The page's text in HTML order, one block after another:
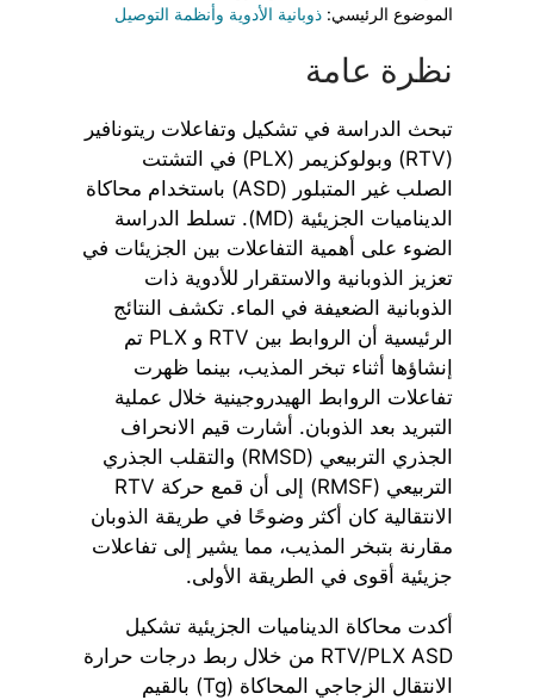
الموضوع الرئيسي: ذوبانية الأدوية وأنظمة التوصيل
نظرة عامة
تبحث الدراسة في تشكيل وتفاعلات ريتونافير
(RTV) وبولوكزيمر (PLX) في التشتت
الصلب غير المتبلور (ASD) باستخدام محاكاة
الديناميات الجزيئية (MD). تسلط الدراسة
الضوء على أهمية التفاعلات بين الجزيئات في
تعزيز الذوبانية والاستقرار للأدوية ذات
الذوبانية الضعيفة في الماء. تكشف النتائج
الرئيسية أن الروابط بين RTV و PLX تم
إنشاؤها أثناء تبخر المذيب، بينما ظهرت
تفاعلات الروابط الهيدروجينية خلال عملية
التبريد بعد الذوبان. أشارت قيم الانحراف
الجذري التربيعي (RMSD) والتقلب الجذري
التربيعي (RMSF) إلى أن قمع حركة RTV
الانتقالية كان أكثر وضوحًا في طريقة الذوبان
مقارنة بتبخر المذيب، مما يشير إلى تفاعلات
جزيئية أقوى في الطريقة الأولى.
أكدت محاكاة الديناميات الجزيئية تشكيل
RTV/PLX ASD من خلال ربط درجات حرارة
الانتقال الزجاجي المحاكاة (Tg) بالقيم